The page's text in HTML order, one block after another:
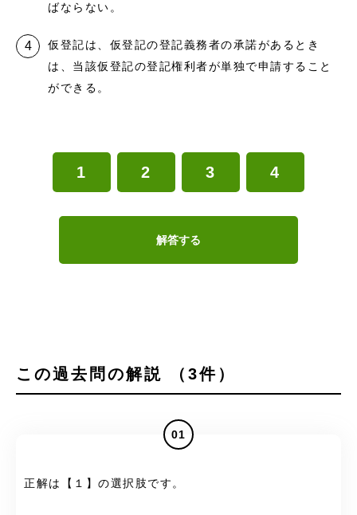
ばならない。
仮登記は、仮登記の登記義務者の承諾があるとき
は、当該仮登記の登記権利者が単独で申請すること
ができる。
1 2 3 4
解答する
この過去問の解説 （3件）
01
正解は【１】の選択肢です。